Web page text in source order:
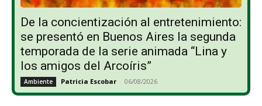
De la concientización al entretenimiento:
se presentó en Buenos Aires la segunda
temporada de la serie animada “Lina y
los amigos del Arcoíris”
Ambiente Patricia Escobar - 06/08/2026